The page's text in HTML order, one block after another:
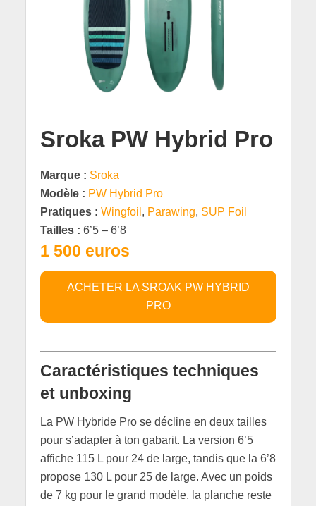
Sroka PW Hybrid Pro
Marque : Sroka
Modèle : PW Hybrid Pro
Pratiques : Wingfoil , Parawing, SUP Foil
Tailles : 6’5 – 6’8
1 500 euros
ACHETER LA SROAK PW HYBRID
PRO
Caractéristiques techniques
et unboxing
La PW Hybride Pro se décline en deux tailles
pour s’adapter à ton gabarit. La version 6’5
affiche 115 L pour 24 de large, tandis que la 6’8
propose 130 L pour 25 de large. Avec un poids
de 7 kg pour le grand modèle, la planche reste